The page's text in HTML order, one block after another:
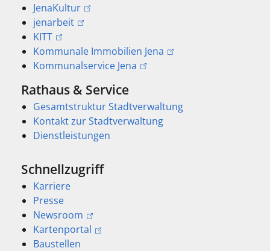
JenaKultur
jenarbeit
KITT
Kommunale Immobilien Jena
Kommunalservice Jena
Rathaus & Service
Gesamtstruktur Stadtverwaltung
Kontakt zur Stadtverwaltung
Dienstleistungen
Schnellzugriff
Karriere
Presse
Newsroom
Kartenportal
Baustellen